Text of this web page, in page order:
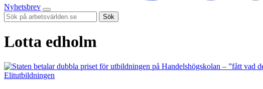
Nyhetsbrev
Sök
Lotta edholm
Elitutbildningen